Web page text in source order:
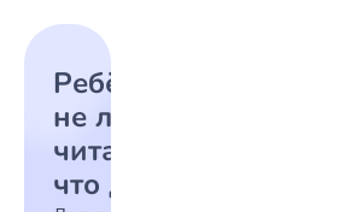
Ребёнок
не любит
читать:
что делать